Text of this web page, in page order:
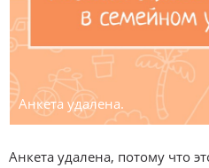
Анкета удалена.
Анкета удалена, потому что